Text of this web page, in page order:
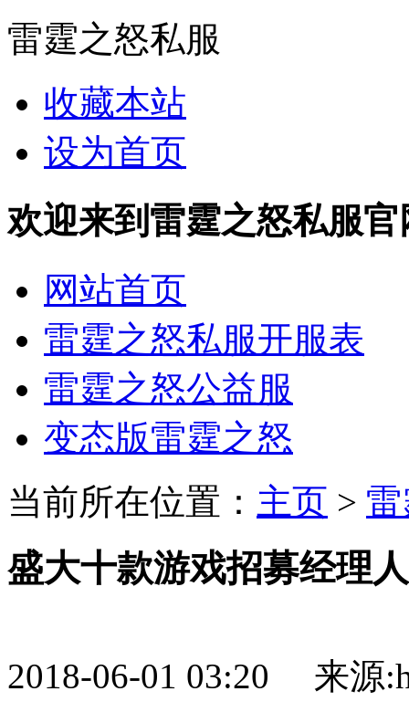
雷霆之怒私服
收藏本站
设为首页
欢迎来到雷霆之怒私服
网站首页
雷霆之怒私服开服表
雷霆之怒公益服
变态版雷霆之怒
当前所在位置： 主页 >
盛大十款游戏招募经理
2018-06-01 03:20 来源